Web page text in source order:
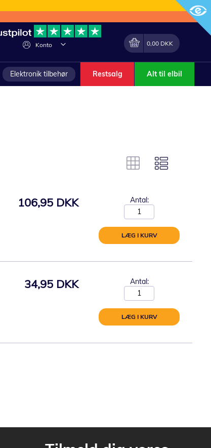
Konto
Lave
Min indkøbskurv
0,00 DKK
Elektronik tilbehør Restsalg Alt til elbil
106,95 DKK Antal:
LÆG I KURV
34,95 DKK Antal:
LÆG I KURV